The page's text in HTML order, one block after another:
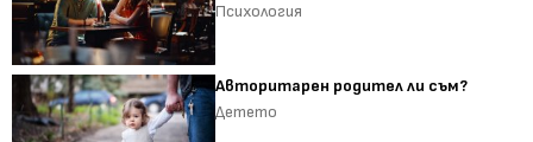
Психология
Авторитарен родител ли съм?
Детето